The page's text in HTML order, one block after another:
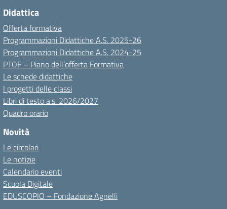
Didattica
Offerta formativa
Programmazioni Didattiche A.S. 2025-26
Programmazioni Didattiche A.S. 2024-25
PTOF – Piano dell’offerta Formativa
Le schede didattiche
I progetti delle classi
Libri di testo a.s. 2026/2027
Quadro orario
Novità
Le circolari
Le notizie
Calendario eventi
Scuola Digitale
EDUSCOPIO – Fondazione Agnelli